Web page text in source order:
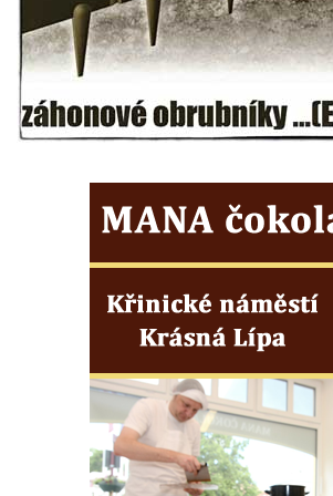
Českých Budějovicích
Socha svatého Václava u pramene v
Pamětní deska Tomáše Garrigue Masaryka
Pamětní deska na biskupské rezidenci v
Českých Budějovicích
Budějovicích
Socha žáby u rybníčku na Náměstí v
Kamenném Újezdě
Pamětní kámen družebních obcí Kamenný
Újezd a Krauchthal v parku na Náměstí v
Kamenném Újezdě